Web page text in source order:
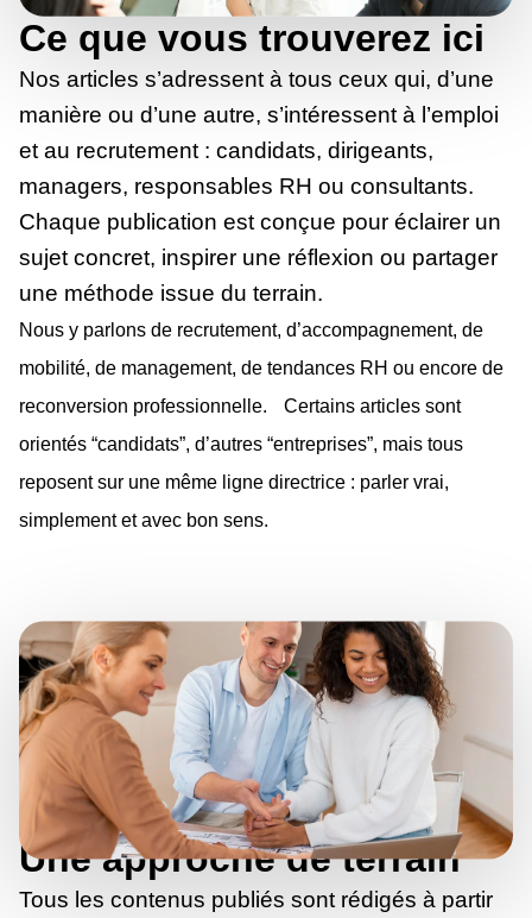
Ce que vous trouverez ici
Nos articles s’adressent à tous ceux qui, d’une
manière ou d’une autre, s’intéressent à l’emploi
et au recrutement : candidats, dirigeants,
managers, responsables RH ou consultants.
Chaque publication est conçue pour éclairer un
sujet concret, inspirer une réflexion ou partager
une méthode issue du terrain.
Nous y parlons de recrutement, d’accompagnement, de
mobilité, de management, de tendances RH ou encore de
reconversion professionnelle. Certains articles sont
orientés “candidats”, d’autres “entreprises”, mais tous
reposent sur une même ligne directrice : parler vrai,
simplement et avec bon sens.
Une approche de terrain
Tous les contenus publiés sont rédigés à partir